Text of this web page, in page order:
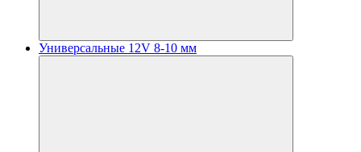
Универсальные 12V 8-10 мм